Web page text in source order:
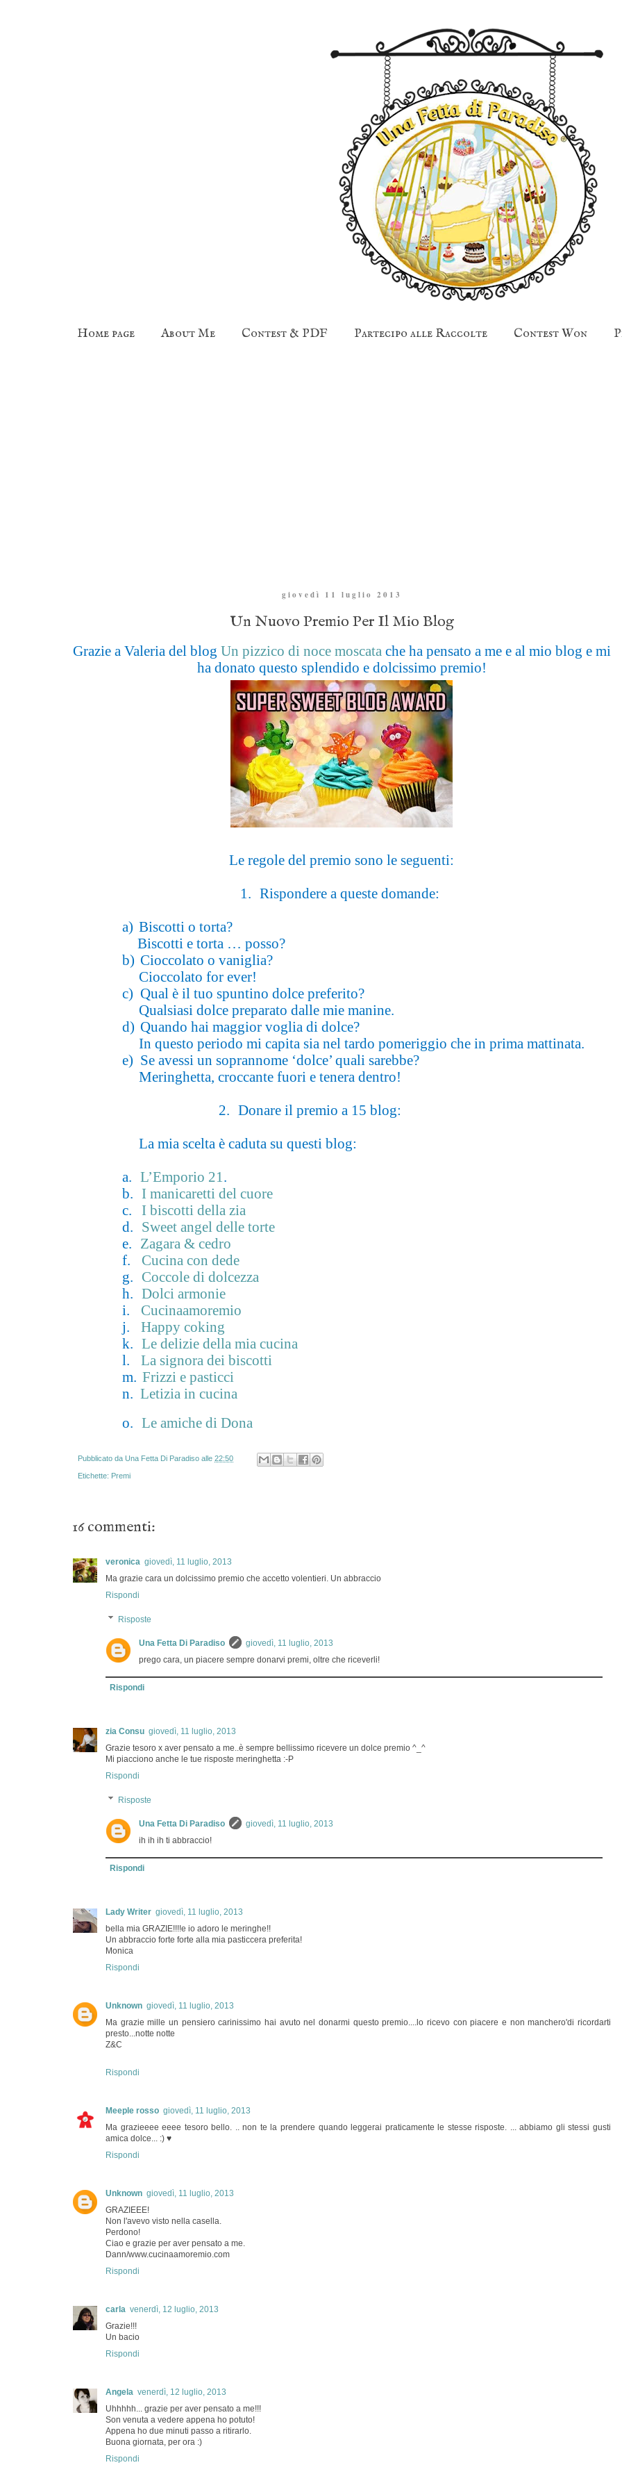
Home page About Me Contest & PDF Partecipo alle Raccolte Contest Won
giovedì 11 luglio 2013
Un Nuovo Premio Per Il Mio Blog
Grazie a Valeria del blog Un pizzico di noce moscatache ha pensato a me e al mio blog e mi
ha donato questo splendido e dolcissimo premio!
Le regole del premio sono le seguenti:
1. Rispondere a queste domande:
a) Biscotti o torta?
Biscotti e torta … posso?
b) Cioccolato o vaniglia?
Cioccolato for ever!
c) Qual è il tuo spuntino dolce preferito?
Qualsiasi dolce preparato dalle mie manine.
d) Quando hai maggior voglia di dolce?
In questo periodo mi capita sia nel tardo pomeriggio che in prima mattinata.
e) Se avessi un soprannome ‘dolce’ quali sarebbe?
Meringhetta, croccante fuori e tenera dentro!
2. Donare il premio a 15 blog:
La mia scelta è caduta su questi blog:
a. L’Emporio 21.
b. I manicaretti del cuore
c.
I biscotti della zia
d. Sweet angel delle torte
e. Zagara & cedro
f.
Cucina con dede
g. Coccole di dolcezza
h. Dolci armonie
i.
Cucinaamoremio
j.
Happy coking
k. Le delizie della mia cucina
l.
La signora dei biscotti
m. Frizzi e pasticci
n. Letizia in cucina
o. Le amiche di Dona
Pubblicato da Una Fetta Di Paradiso alle 22:50
Etichette: Premi
16 commenti:
veronica giovedì, 11 luglio, 2013
Ma grazie cara un dolcissimo premio che accetto volentieri. Un abbraccio
Rispondi
Risposte
Una Fetta Di Paradiso
giovedì, 11 luglio, 2013
prego cara, un piacere sempre donarvi premi, oltre che riceverli!
Rispondi
zia Consu giovedì, 11 luglio, 2013
Grazie tesoro x aver pensato a me..è sempre bellissimo ricevere un dolce premio ^_^
Mi piacciono anche le tue risposte meringhetta :-P
Rispondi
Risposte
Una Fetta Di Paradiso
giovedì, 11 luglio, 2013
ih ih ih ti abbraccio!
Rispondi
Lady Writer giovedì, 11 luglio, 2013
bella mia GRAZIE!!!!e io adoro le meringhe!!
Un abbraccio forte forte alla mia pasticcera preferita!
Monica
Rispondi
Unknown giovedì, 11 luglio, 2013
Ma grazie mille un pensiero carinissimo hai avuto nel donarmi questo premio....lo ricevo con piacere e non manchero'di ricordarti
presto...notte notte
Z&C
Rispondi
Meeple rosso giovedì, 11 luglio, 2013
Ma grazieeee eeee tesoro bello. .. non te la prendere quando leggerai praticamente le stesse risposte. ... abbiamo gli stessi gusti
amica dolce... :) ♥
Rispondi
Unknown giovedì, 11 luglio, 2013
GRAZIEEE!
Non l'avevo visto nella casella.
Perdono!
Ciao e grazie per aver pensato a me.
Dann/www.cucinaamoremio.com
Rispondi
carla venerdì, 12 luglio, 2013
Grazie!!!
Un bacio
Rispondi
Angela venerdì, 12 luglio, 2013
Uhhhhh... grazie per aver pensato a me!!!
Son venuta a vedere appena ho potuto!
Appena ho due minuti passo a ritirarlo.
Buona giornata, per ora :)
Rispondi